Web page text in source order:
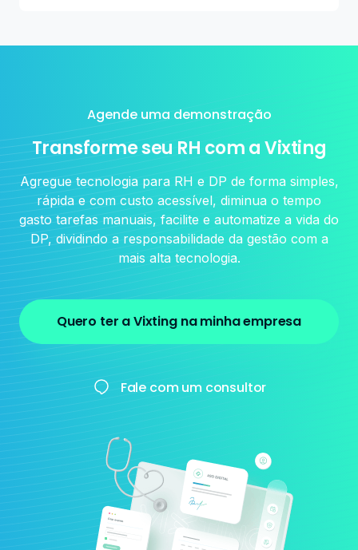
Agende uma demonstração
Transforme seu RH com a Vixting
Agregue tecnologia para RH e DP de forma simples,
rápida e com custo acessível, diminua o tempo
gasto tarefas manuais, facilite e automatize a vida do
DP, dividindo a responsabilidade da gestão com a
mais alta tecnologia.
Quero ter a Vixting na minha empresa
Fale com um consultor